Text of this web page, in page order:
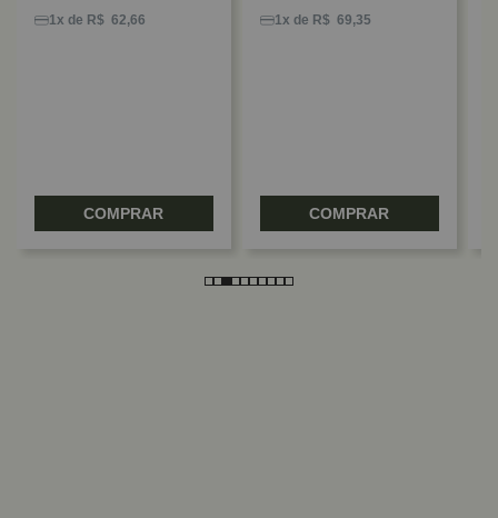
1x de R$ 62,66
COMPRAR
1x de R$ 69,35
COMPRAR